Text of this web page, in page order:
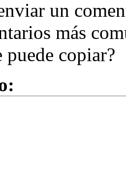
un
más
puede copiar?